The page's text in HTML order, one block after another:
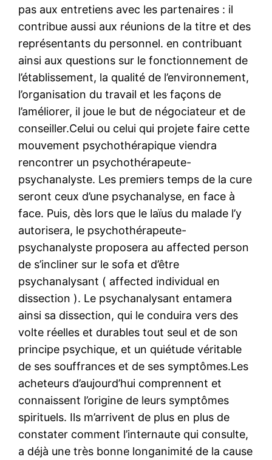
pas aux entretiens avec les partenaires : il
contribue aussi aux réunions de la titre et des
représentants du personnel. en contribuant
ainsi aux questions sur le fonctionnement de
l’établissement, la qualité de l’environnement,
l’organisation du travail et les façons de
l’améliorer, il joue le but de négociateur et de
conseiller.Celui ou celui qui projete faire cette
mouvement psychothérapique viendra
rencontrer un psychothérapeute-
psychanalyste. Les premiers temps de la cure
seront ceux d’une psychanalyse, en face à
face. Puis, dès lors que le laïus du malade l’y
autorisera, le psychothérapeute-
psychanalyste proposera au affected person
de s’incliner sur le sofa et d’être
psychanalysant ( affected individual en
dissection ). Le psychanalysant entamera
ainsi sa dissection, qui le conduira vers des
volte réelles et durables tout seul et de son
principe psychique, et un quiétude véritable
de ses souffrances et de ses symptômes.Les
acheteurs d’aujourd’hui comprennent et
connaissent l’origine de leurs symptômes
spirituels. Ils m’arrivent de plus en plus de
constater comment l’internaute qui consulte,
a déjà une très bonne longanimité de la cause